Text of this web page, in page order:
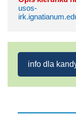
usos-
info dla